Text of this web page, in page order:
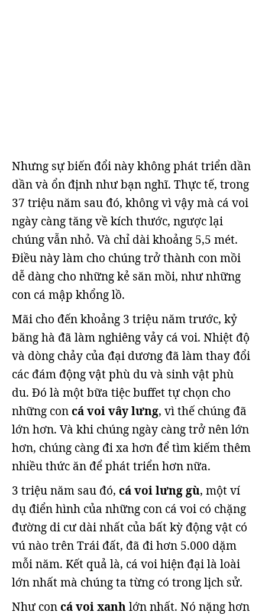
Nhưng sự biến đổi này không phát triển dần
dần và ổn định như bạn nghĩ. Thực tế, trong
37 triệu năm sau đó, không vì vậy mà cá voi
ngày càng tăng về kích thước, ngược lại
chúng vẫn nhỏ. Và chỉ dài khoảng 5,5 mét.
Điều này làm cho chúng trở thành con mồi
dễ dàng cho những kẻ săn mồi, như những
con cá mập khổng lồ.
Mãi cho đến khoảng 3 triệu năm trước, kỷ
băng hà đã làm nghiêng vảy cá voi. Nhiệt độ
và dòng chảy của đại dương đã làm thay đổi
các đám động vật phù du và sinh vật phù
du. Đó là một bữa tiệc buffet tự chọn cho
những con cá voi vây lưng, vì thế chúng đã
lớn hơn. Và khi chúng ngày càng trở nên lớn
hơn, chúng càng đi xa hơn để tìm kiếm thêm
nhiều thức ăn để phát triển hơn nữa.
3 triệu năm sau đó, cá voi lưng gù, một ví
dụ điển hình của những con cá voi có chặng
đường di cư dài nhất của bất kỳ động vật có
vú nào trên Trái đất, đã đi hơn 5.000 dặm
mỗi năm. Kết quả là, cá voi hiện đại là loài
lớn nhất mà chúng ta từng có trong lịch sử.
Như con cá voi xanhlớn nhất. Nó nặng hơn